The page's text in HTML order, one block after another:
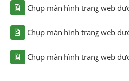
Chụp màn hình trang web
Chụp màn hình trang web
Chụp màn hình trang web